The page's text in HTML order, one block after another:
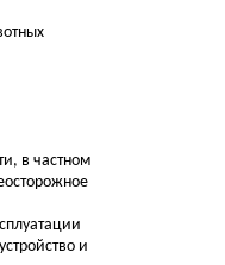
в частном
и